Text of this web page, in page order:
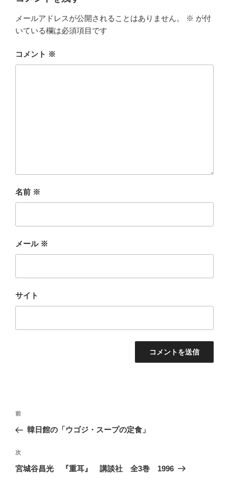
メールアドレスが公開されることはありません。 ※ が付
いている欄は必須項目です
コメント ※
名前 ※
メール ※
サイト
投
ナ
ビ
ゲ
前
の
稿
前
韓日館の「ウゴジ・スープの定食」
次
の
次
宮城谷昌光 『重耳』 講談社 全3巻 1996